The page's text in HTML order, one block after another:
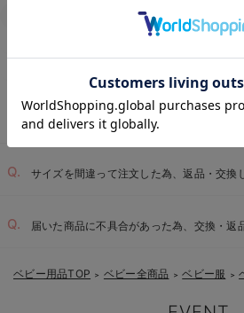
返品交換について
返品条件はありますか？
サイズを間違って注文した為、返品・交換
届いた商品に不具合があった為、交換・返
お気に入り商品を確
ベビー用品TOP ＞ ベビー全商品 ＞ ベビー服 ＞